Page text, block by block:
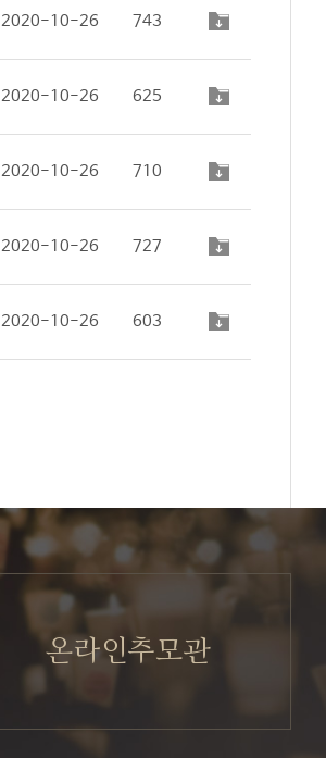
2020-10-26 743
2020-10-26 625
2020-10-26 710
2020-10-26 727
2020-10-26 603
온라인추모관